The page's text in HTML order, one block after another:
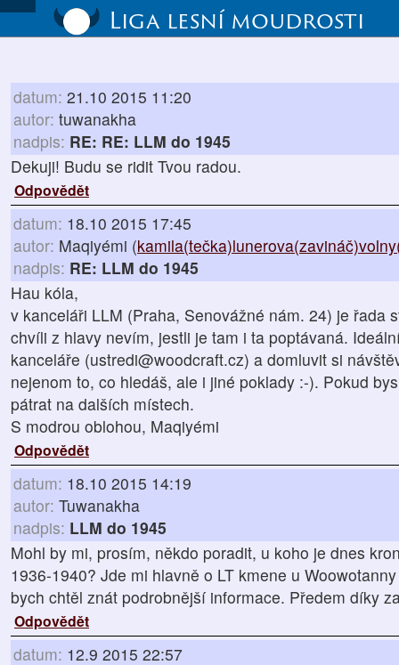
Liga lesní moudrosti
datum: 21.10 2015 11:20
autor: tuwanakha
nadpis: RE: RE: LLM do 1945
Dekuji! Budu se ridit Tvou radou.
Odpovědět
datum: 18.10 2015 17:45
autor: Maqiyémi (
nadpis: RE: LLM do 1945
Hau kóla,
v kanceláři LLM (Praha, Senovážné nám. 24) je řada
chvíli z hlavy nevím, jestli je tam i ta poptávaná.
kanceláře (ustredi@woodcraft.cz) a domluvit si
nejenom to, co hledáš, ale i jiné poklady :-). Pokud
pátrat na dalších místech.
S modrou oblohou, Maqiyémi
Odpovědět
datum: 18.10 2015 14:19
autor: Tuwanakha
nadpis: LLM do 1945
Mohl by mi, prosím, někdo poradit, u koho je dnes
1936-1940? Jde mi hlavně o LT kmene u
bych chtěl znát podrobnější informace. Předem díky
Odpovědět
datum: 12.9 2015 22:57